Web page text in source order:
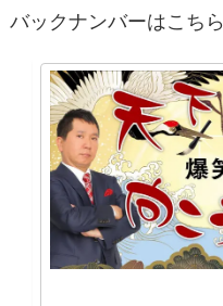
バックナンバーはこちら